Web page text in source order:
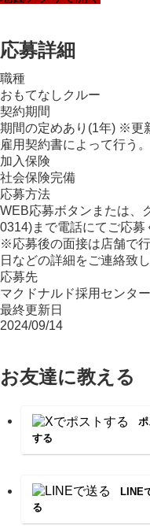
応募詳細
職種
おもてなしクルー
契約期間
期間の定めあり(1年) ※更
雇用契約書によって行う。
加入保険
社会保険完備
応募方法
WEB応募ボタンまたは、
0314)まで電話にてご応募
※応募後の面接は店舗で
日などの詳細をご連絡致し
応募先
マクドナルド採用センター
最終更新日
2024/09/14
お友達に教える
する
LINE
る